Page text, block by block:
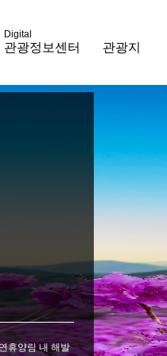
관광정보센터 관광지
휴양림 내 해발